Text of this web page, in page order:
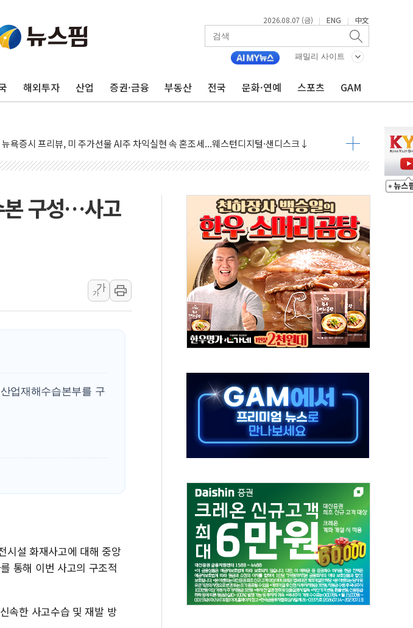
2026.08.07 (금) | ENG | 中文
패밀리 사이트
해외투자 산업 증권·금융 부동산 전국 문화·연예 스포츠 GAM
유럽증시, 견조한 실적 소화하며 대부분 상승… "2분기 기업 순이익 21% 증가" 전망
리투아니아 국방 "러, 우크라 드론으로 나토 회원국 공격 검토… 거짓 깃발 작전"
뉴욕증시 개장 전 특징주...모더나·아이온큐·도어대시↑ VS 샌디스크·피그마·앱러빈↓
김정관 장관 "영업이익 N% 성과급 반대…상법·자본시장법 개정 논의"
청와대, 북한 단거리 탄도미사일 발사에 긴급 안보 점검회의
금값 7주 만에 최고…美 고용 둔화·호르무즈 재개방 기대에 강세
러, 1인칭시점 드론으로 우크라 민간인 '사파리' 공격… 시민들 공포감 극대화 전략
[베트남 증시] 지수 하락 속 'DGC' 임시 주총 기대감에 홀로 상한가…마진 잔액은 사상 최고
'월가의 황제' 다이먼 "금융시장 레버리지 위험수위…숨은 차입이 더 큰 변수"
양주 섬유염색공장서 화재 1명 중상…대응 1단계 진압 중
김정관 산업부 장관 "주 52시간 손봐야, 경쟁상대 中과 비교해야"
해군 1함대 창설 80주년…지역과 함께하는 '선봉'의 대민 봉사
[3보] 북, 원산서 동해로 단거리 탄도미사일 1발 발사… 올해 10번째·42일 만 도발
우크라 드론 전술, 중남미 콜롬비아에 새 안보 위기… 반군·마약카르텔이 습득해 전투 활용
구미 폐염산처리업체서 불 2시간30여분만에 진화...외국인 노동자 숨져
본 구성…사고
가
가
업재해수습본부를 구
시설 화재사고에 대해 중앙
통해 이번 사고의 구조적
속한 사고수습 및 재발 방